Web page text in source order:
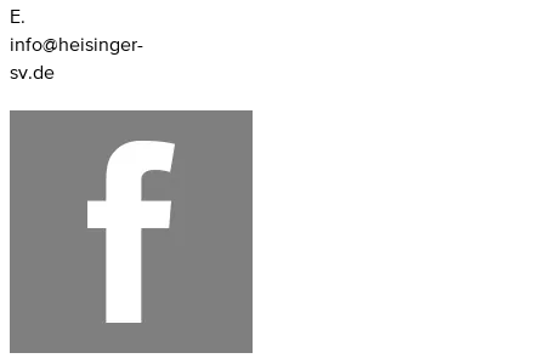
E.
info@heisinger-
sv.de